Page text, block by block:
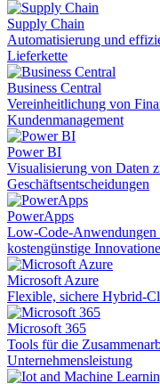
Supply Chain
Automatisierung und
Lieferkette
Business Central
Vereinheitlichung von
Kundenmanagement
Power BI
Visualisierung von Daten
Geschäftsentscheidungen
PowerApps
Low-Code-Anwendungen
kostengünstige
Microsoft Azure
Flexible, sichere Hybrid-
Microsoft 365
Tools für die
Unternehmensleistung